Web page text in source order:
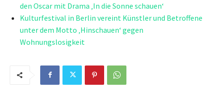
den Oscar mit Drama ‚In die Sonne schauen‘
Kulturfestival in Berlin vereint Künstler und Betroffene
unter dem Motto ‚Hinschauen‘ gegen
Wohnungslosigkeit